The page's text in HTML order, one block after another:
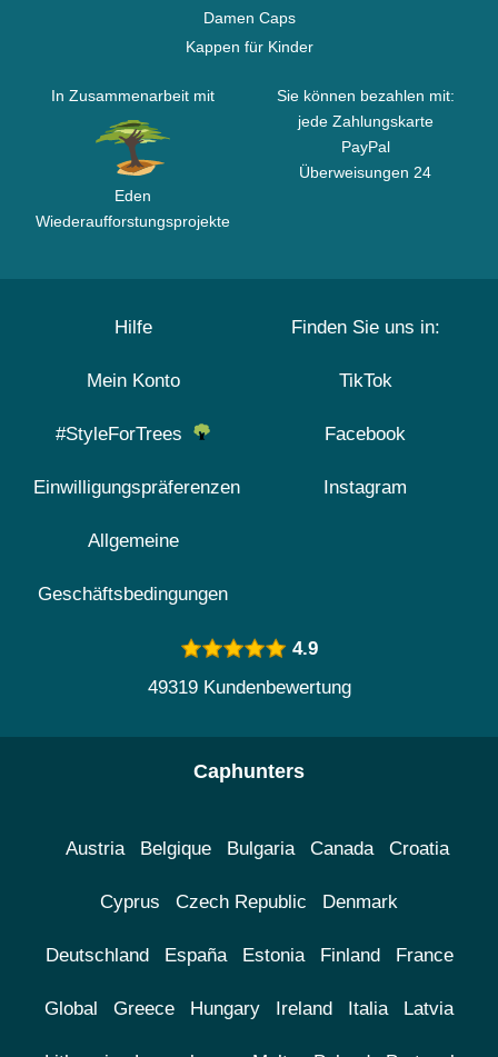
Damen Caps
Kappen für Kinder
In Zusammenarbeit mit
Eden
Wiederaufforstungsprojekte
Sie können bezahlen mit:
jede Zahlungskarte
PayPal
Überweisungen 24
Hilfe
Mein Konto
#StyleForTrees
Einwilligungspräferenzen
Allgemeine
Geschäftsbedingungen
Finden Sie uns in:
TikTok
Facebook
Instagram
4.9
49319 Kundenbewertung
Caphunters
Austria Belgique Bulgaria Canada Croatia
Cyprus Czech Republic Denmark
Deutschland España Estonia Finland France
Global Greece Hungary Ireland Italia Latvia